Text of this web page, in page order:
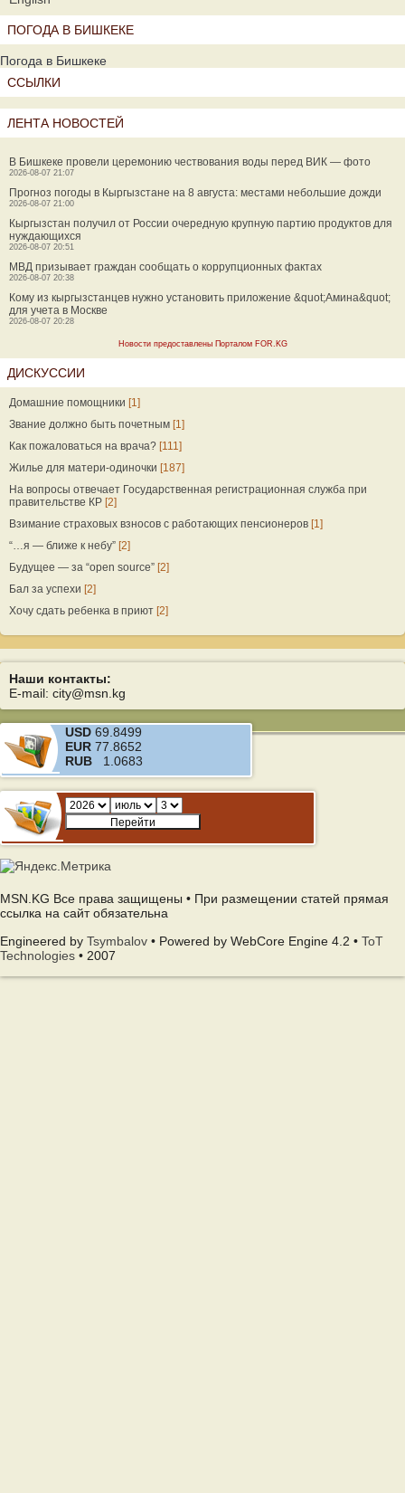
ПОГОДА В БИШКЕКЕ
Погода в Бишкеке
ССЫЛКИ
ЛЕНТА НОВОСТЕЙ
В Бишкеке провели церемонию чествования воды перед ВИК — фото
2026-08-07 21:07
Прогноз погоды в Кыргызстане на 8 августа: местами небольшие дожди
2026-08-07 21:00
Кыргызстан получил от России очередную крупную партию продуктов для
нуждающихся
2026-08-07 20:51
МВД призывает граждан сообщать о коррупционных фактах
2026-08-07 20:38
Кому из кыргызстанцев нужно установить приложение &quot;Амина&quot;
для учета в Москве
2026-08-07 20:28
Новости предоставлены Порталом FOR.KG
ДИСКУССИИ
Домашние помощники [1]
Звание должно быть почетным [1]
Как пожаловаться на врача? [111]
Жилье для матери-одиночки [187]
На вопросы отвечает Государственная регистрационная служба при
правительстве КР [2]
Взимание страховых взносов с работающих пенсионеров [1]
“…я — ближе к небу” [2]
Будущее — за “open source” [2]
Бал за успехи [2]
Хочу сдать ребенка в приют [2]
Наши контакты:
E-mail: city@msn.kg
USD 69.8499
EUR 77.8652
RUB 1.0683
MSN.KG Все права защищены • При размещении статей прямая
ссылка на сайт обязательна
Engineered by Tsymbalov • Powered by WebCore Engine 4.2 • ToT
Technologies • 2007